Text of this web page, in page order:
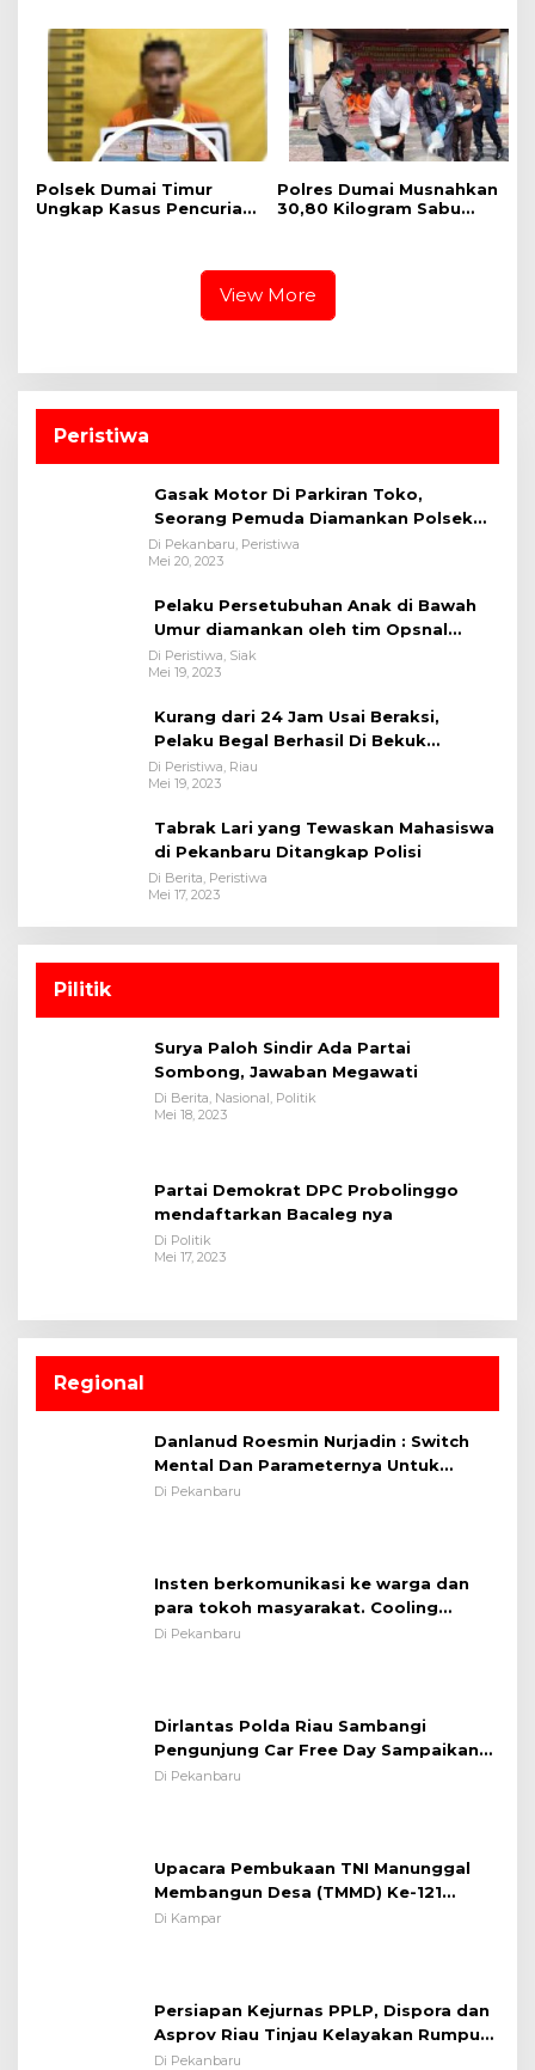
untuk Masyarakat
Pangan Kuartal II Tahun
2026
Polsek Dumai Timur
Ungkap Kasus Pencurian
Polres Dumai Musnahkan
30,80 Kilogram Sabu
View More
Peristiwa
Gasak Motor Di Parkiran Toko,
Seorang Pemuda Diamankan Polsek
Bukit Raya
Di Pekanbaru, Peristiwa
Mei 20, 2023
Pelaku Persetubuhan Anak di Bawah
Umur diamankan oleh tim Opsnal
Polsek Tualang-Polres Siak-Polda Riau
Di Peristiwa, Siak
Mei 19, 2023
Kurang dari 24 Jam Usai Beraksi,
Pelaku Begal Berhasil Di Bekuk
Satreskrim Polres Kuansing
Di Peristiwa, Riau
Mei 19, 2023
Tabrak Lari yang Tewaskan Mahasiswa
di Pekanbaru Ditangkap Polisi
Di Berita, Peristiwa
Mei 17, 2023
Pilitik
Surya Paloh Sindir Ada Partai
Sombong, Jawaban Megawati
Di Berita, Nasional, Politik
Mei 18, 2023
Partai Demokrat DPC Probolinggo
mendaftarkan Bacaleg nya
Di Politik
Mei 17, 2023
Regional
Danlanud Roesmin Nurjadin : Switch
Mental Dan Parameternya Untuk
Melaksanakan ✈
Di Pekanbaru
Insten berkomunikasi ke warga dan
para tokoh masyarakat. Cooling
System OMP LK ²024 Polsek Rumbai,
Di Pekanbaru
Dirlantas Polda Riau Sambangi
Pengunjung Car Free Day Sampaikan
Pesan Edukasi Kamtibmas &
Di Pekanbaru
Upacara Pembukaan TNI Manunggal
Membangun Desa (TMMD) Ke-121
Kodim 0313/KPR Tahun 2024) ?
Di Kampar
Persiapan Kejurnas PPLP, Dispora dan
Asprov Riau Tinjau Kelayakan Rumput
Lapangan Sepakbola
Di Pekanbaru